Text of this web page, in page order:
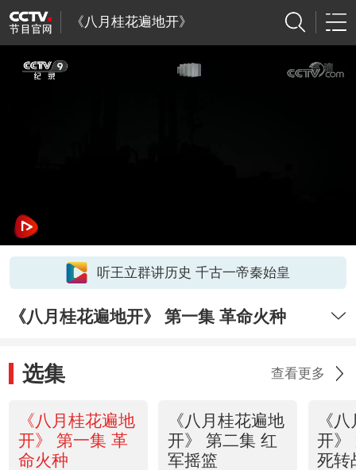
《八月桂花遍地开》
听王立群讲历史 千古一帝秦始皇
《八月桂花遍地开》 第一集 革命火种
选集 查看更多
《八月桂花遍地
开》 第一集 革
命火种
《八月桂花遍地
开》 第二集 红
军摇篮
《
开》
死转